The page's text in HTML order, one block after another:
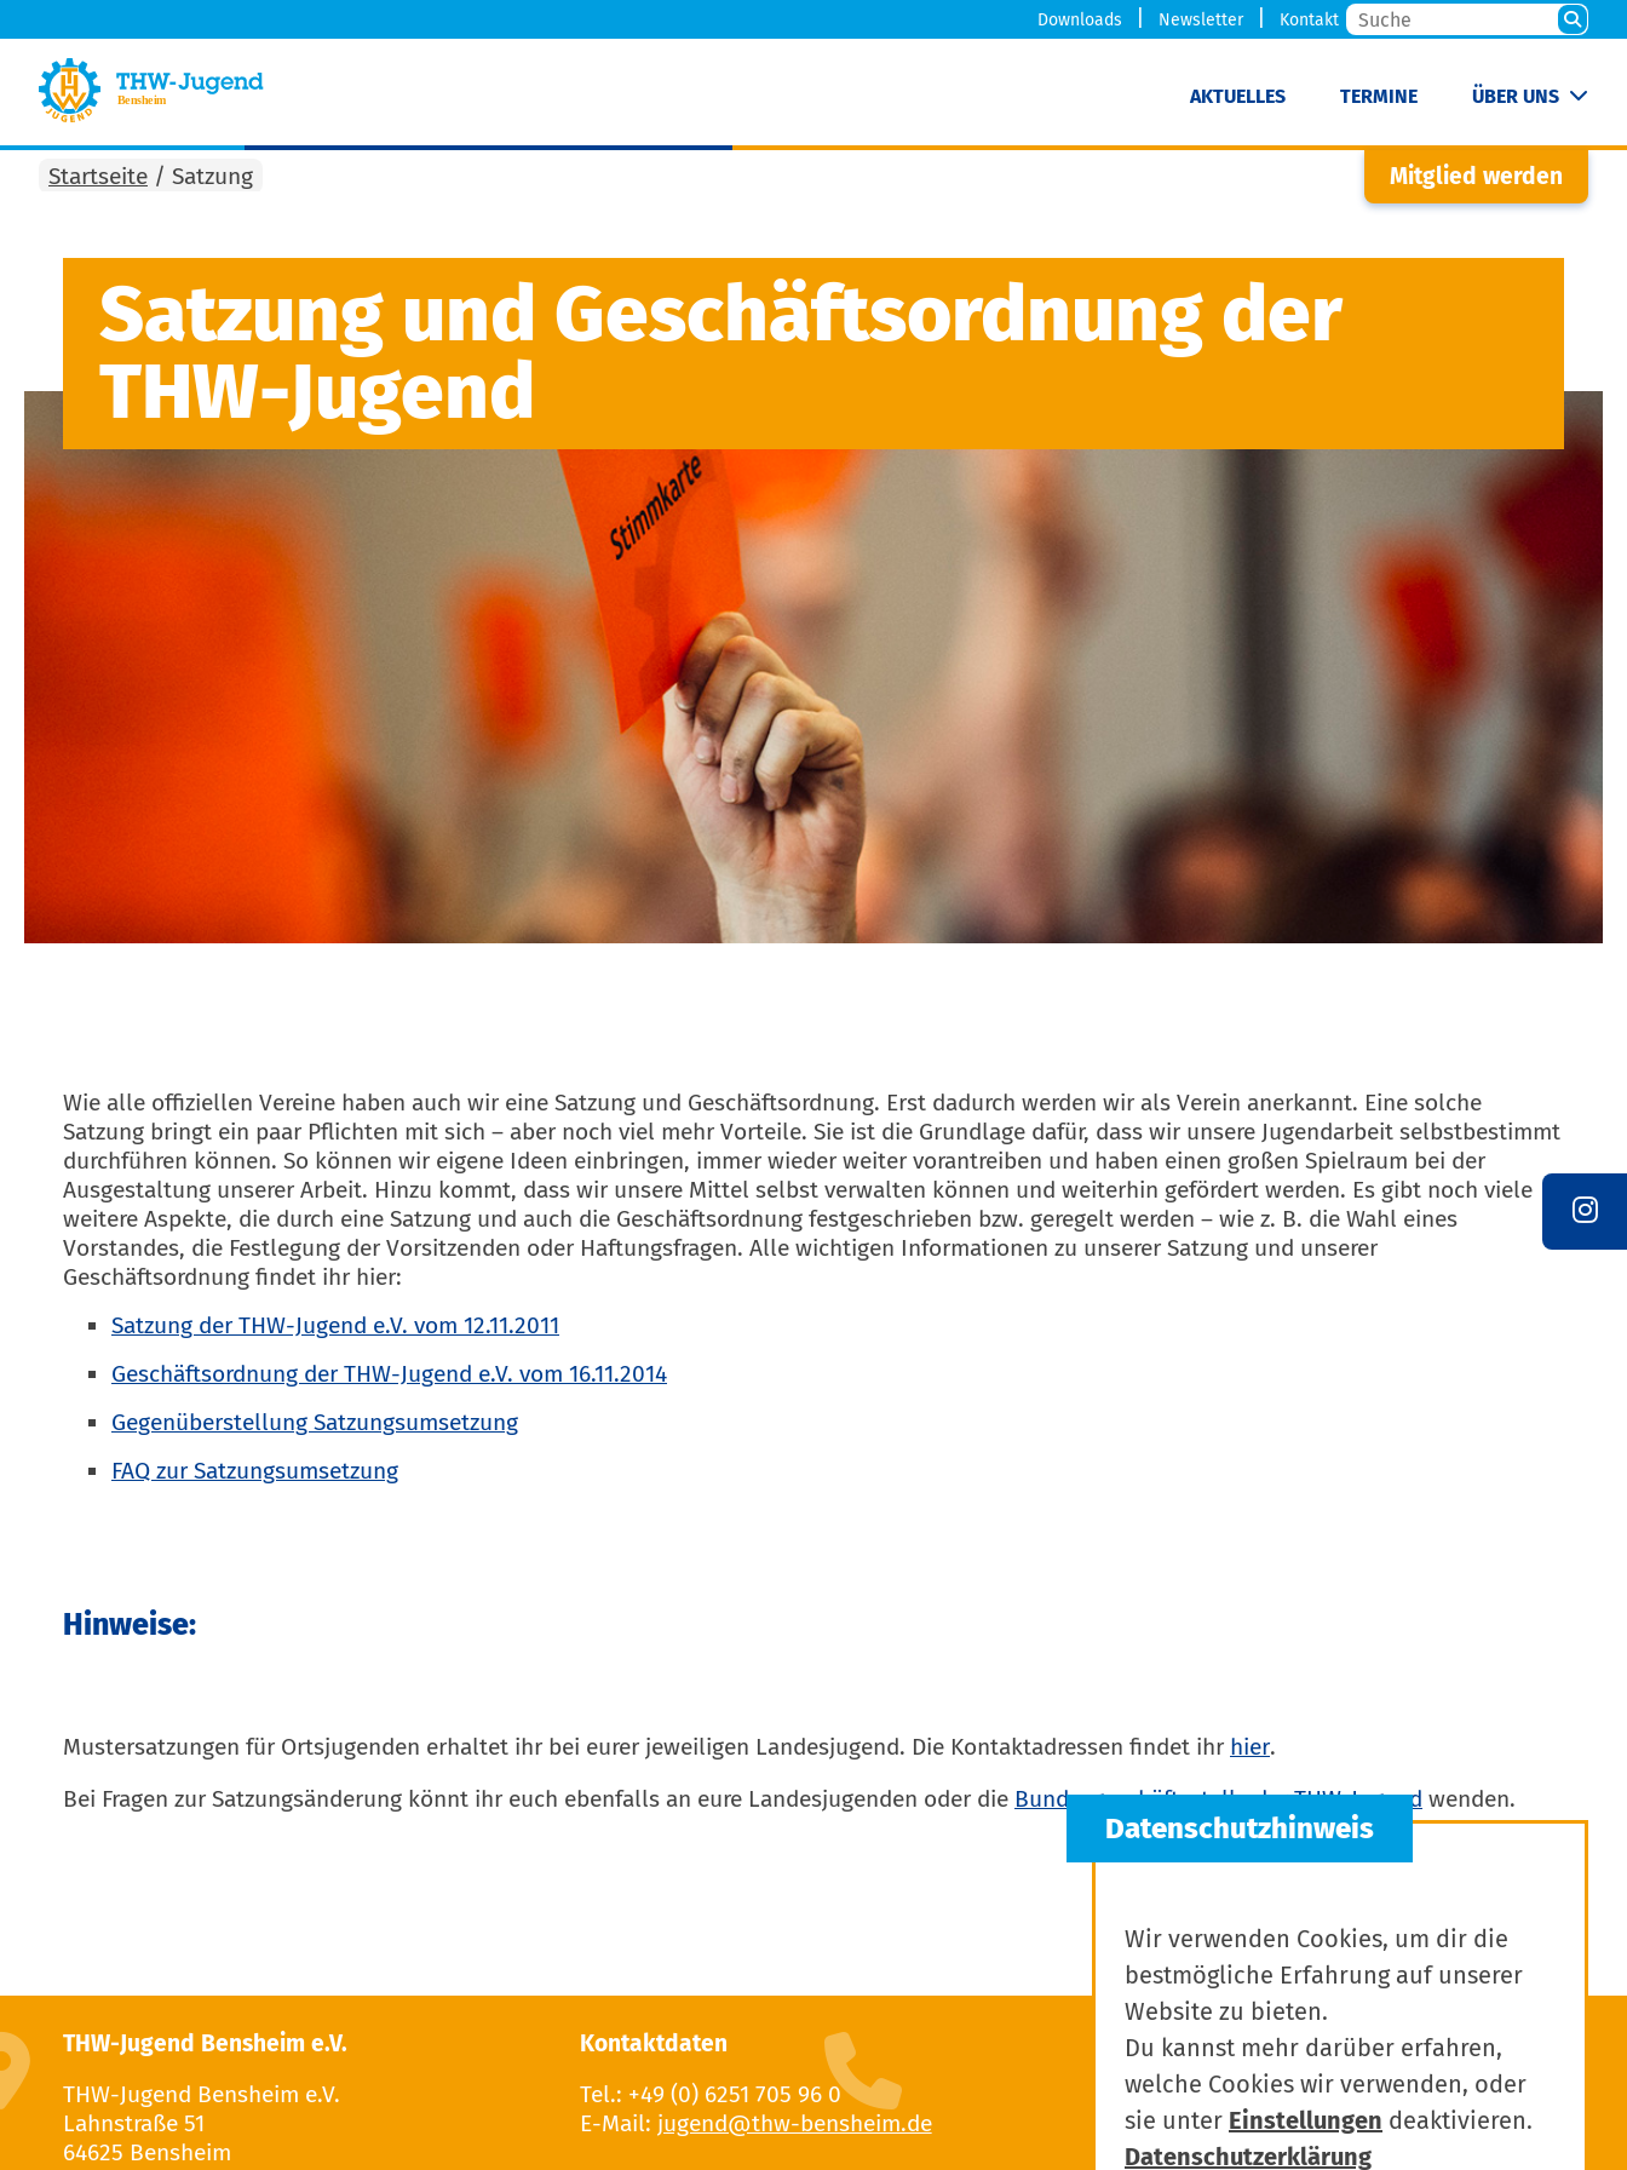
Downloads Newsletter Kontakt
AKTUELLES TERMINE ÜBER UNS
Mitglied werden
Startseite / Satzung
Satzung und Geschäftsordnung der
THW-Jugend
Wie alle offiziellen Vereine haben auch wir eine Satzung und Geschäftsordnung. Erst dadurch werden wir als Verein anerkannt. Eine solche
Satzung bringt ein paar Pflichten mit sich – aber noch viel mehr Vorteile. Sie ist die Grundlage dafür, dass wir unsere Jugendarbeit selbstbestimmt
durchführen können. So können wir eigene Ideen einbringen, immer wieder weiter vorantreiben und haben einen großen Spielraum bei der
Ausgestaltung unserer Arbeit. Hinzu kommt, dass wir unsere Mittel selbst verwalten können und weiterhin gefördert werden. Es gibt noch viele
weitere Aspekte, die durch eine Satzung und auch die Geschäftsordnung festgeschrieben bzw. geregelt werden – wie z. B. die Wahl eines
Vorstandes, die Festlegung der Vorsitzenden oder Haftungsfragen. Alle wichtigen Informationen zu unserer Satzung und unserer
Geschäftsordnung findet ihr hier:
Satzung der THW-Jugend e.V. vom 12.11.2011
Geschäftsordnung der THW-Jugend e.V. vom 16.11.2014
Gegenüberstellung Satzungsumsetzung
FAQ zur Satzungsumsetzung
Hinweise:
Mustersatzungen für Ortsjugenden erhaltet ihr bei eurer jeweiligen Landesjugend. Die Kontaktadressen findet ihr hier.
Bei Fragen zur Satzungsänderung könnt ihr euch ebenfalls an eure Landesjugenden oder die Bundesgeschäftsstelle der THW-Jugend wenden.
THW-Jugend Bensheim e.V.
THW-Jugend Bensheim e.V.
Lahnstraße 51
64625 Bensheim
Kontaktdaten
Tel.: +49 (0) 6251 705 96 0
E-Mail:
Wir verwenden Cookies, um dir die
bestmögliche Erfahrung auf unserer
Website zu bieten.
Du kannst mehr darüber erfahren,
welche Cookies wir verwenden, oder
sie unter Einstellungen deaktivieren.
Datenschutzerklärung